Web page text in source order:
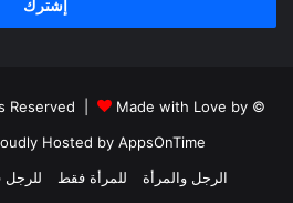
© Copyright 2026, All Rights Reserved |
Made with Love by
Hosted by AppsOnTime
الرجل والمرأة
للمرأة فقط